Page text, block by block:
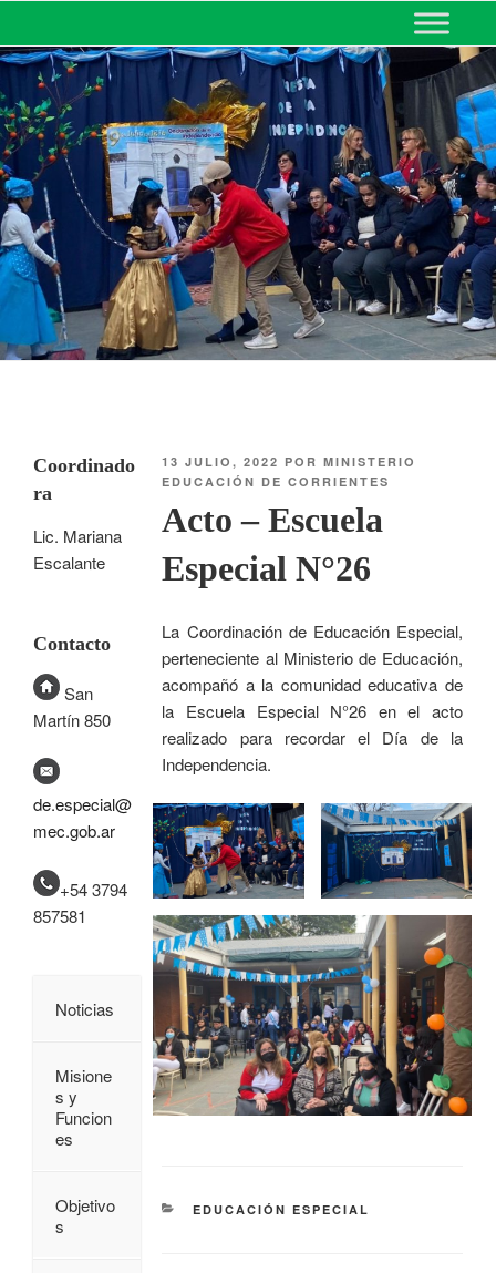
MINISTERIO DE EDUCACIÓN
DE CORRIENTES
13 JULIO, 2022 PORMINISTERIO
EDUCACIÓN DE CORRIENTES
Acto – Escuela
Especial N°26
La Coordinación de Educación Especial,
perteneciente al Ministerio de Educación,
acompañó a la comunidad educativa de
la Escuela Especial N°26 en el acto
realizado para recordar el Día de la
Independencia.
EDUCACIÓN ESPECIAL
Coordinado
ra
Lic. Mariana
Escalante
Contacto
San
Martín 850
de.especial@
mec.gob.ar
+54 3794
857581
Noticias
Misione
s y
Funcion
es
Objetivo
s